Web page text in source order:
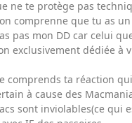
ne te protège pas
comprenne que tu as un
pas mon DD car celui
exclusivement dédiée à
comprends ta réaction
à cause des
sont inviolables(ce qui